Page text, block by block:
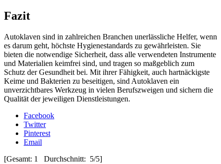
Fazit
Autoklaven sind in zahlreichen Branchen unerlässliche Helfer, wenn
es darum geht, höchste Hygienestandards zu gewährleisten. Sie
bieten die notwendige Sicherheit, dass alle verwendeten Instrumente
und Materialien keimfrei sind, und tragen so maßgeblich zum
Schutz der Gesundheit bei. Mit ihrer Fähigkeit, auch hartnäckigste
Keime und Bakterien zu beseitigen, sind Autoklaven ein
unverzichtbares Werkzeug in vielen Berufszweigen und sichern die
Qualität der jeweiligen Dienstleistungen.
Facebook
Twitter
Pinterest
Email
[Gesamt: 1 Durchschnitt: 5/5]